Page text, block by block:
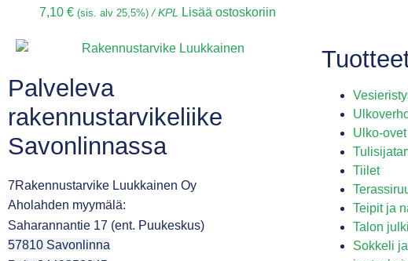
7,10 € (sis. alv 25,5%) / KPL Lisää ostoskoriin
Palveleva
rakennustarvikeliike
Savonlinnassa
7Rakennustarvike Luukkainen Oy
Aholahden myymälä:
Saharannantie 17 (ent. Puukeskus)
57810 Savonlinna
Ulko-ovet
Tiilet
Teipit ja
Talon
Sokkeli ja